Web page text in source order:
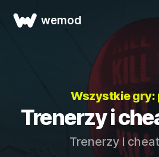
wemod
Wszystkie
Trenerzy i
Trenerzy i